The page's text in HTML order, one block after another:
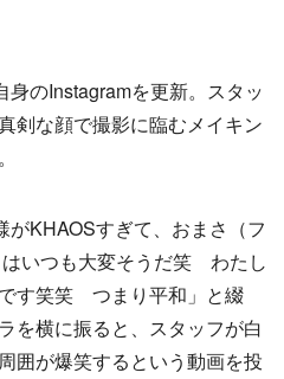
のInstagramを更新。スタッ
剣な顔で撮影に臨むメイキン
KHAOSすぎて、おまさ（フ
いつも大変そうだ笑 わたし
す笑笑 つまり平和」と綴
を横に振ると、スタッフが白
囲が爆笑するという動画を投